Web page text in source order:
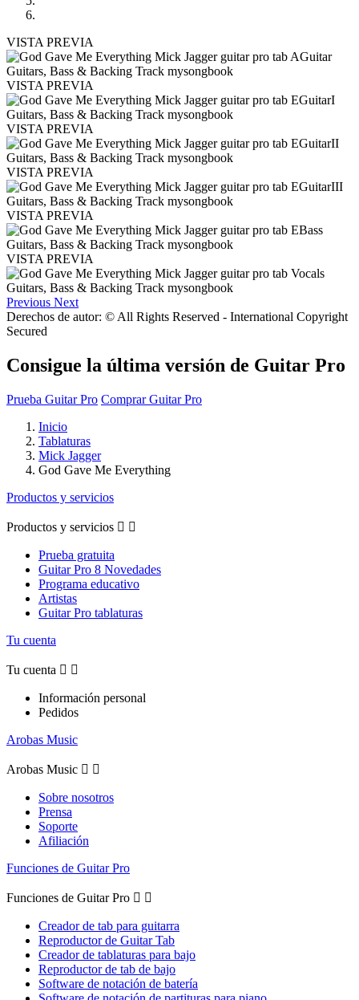
VISTA PREVIA
VISTA PREVIA
VISTA PREVIA
VISTA PREVIA
VISTA PREVIA
VISTA PREVIA
Previous Next
Derechos de autor: © All Rights Reserved - International Copyright
Secured
Consigue la última versión de Guitar Pro
Prueba Guitar Pro Comprar Guitar Pro
Inicio
Tablaturas
Mick Jagger
God Gave Me Everything
Productos y servicios
Productos y servicios  
Prueba gratuita
Guitar Pro 8 Novedades
Programa educativo
Artistas
Guitar Pro tablaturas
Tu cuenta
Tu cuenta  
Información personal
Pedidos
Arobas Music
Arobas Music  
Sobre nosotros
Prensa
Soporte
Afiliación
Funciones de Guitar Pro
Funciones de Guitar Pro  
Creador de tab para guitarra
Reproductor de Guitar Tab
Creador de tablaturas para bajo
Reproductor de tab de bajo
Software de notación de batería